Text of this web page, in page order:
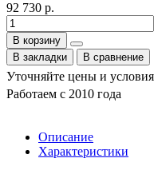
92 730 р.
В корзину
В закладки
В сравнение
Уточняйте цены и
Работаем с 2010 года
Описание
Характеристики